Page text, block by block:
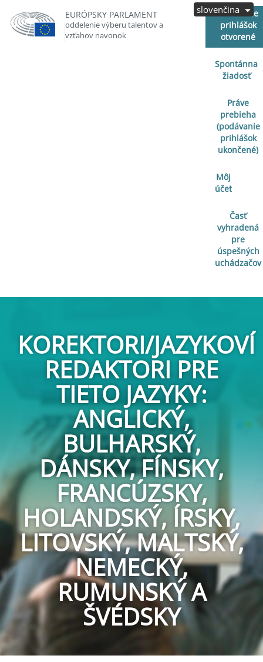
EURÓPSKY PARLAMENT
oddelenie výberu talentov a
vzťahov navonok
Podávanie
prihlášok
otvorené
Spontánna
žiadosť
Práve
prebieha
(podávanie
prihlášok
ukončené)
Môj
účet
Časť
vyhradená
pre
úspešných
uchádzačov
slovenčina
KOREKTORI/JAZYKOVÍ
REDAKTORI PRE
TIETO JAZYKY:
ANGLICKÝ,
BULHARSKÝ,
DÁNSKY, FÍNSKY,
FRANCÚZSKY,
HOLANDSKÝ, ÍRSKY,
LITOVSKÝ, MALTSKÝ,
NEMECKÝ,
RUMUNSKÝ A
ŠVÉDSKY